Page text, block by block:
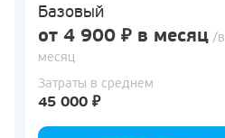
Базовый
от 4 900 ₽ в месяц /в
месяц
Затраты в среднем
45 000 ₽